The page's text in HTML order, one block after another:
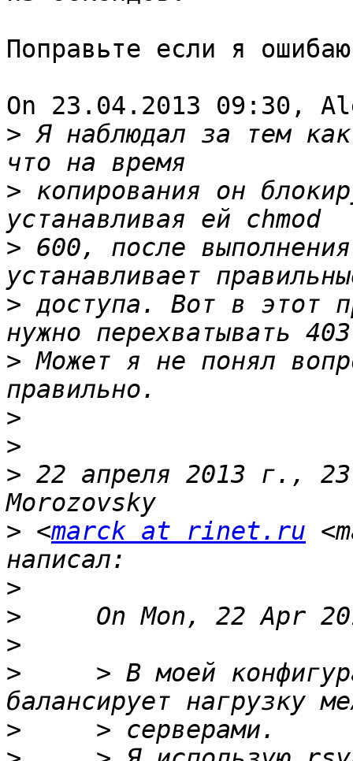
Поправьте если я
On 23.04.2013 09:30,
> Я наблюдал за тем
> копирования он
> 600, после
> доступа. Вот в этот
> Может я не понял
>
>
> 22 апреля 2013 г.,
> <marck at rinet.ru
>
>
>
>
> В моей
>